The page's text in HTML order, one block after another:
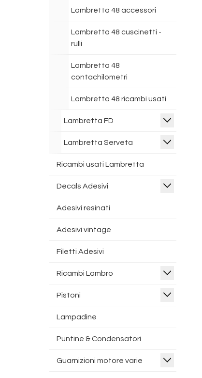
Lambretta 48 accessori
Lambretta 48 cuscinetti -
rulli
Lambretta 48
contachilometri
Lambretta 48 ricambi usati
Lambretta FD
Lambretta Serveta
Ricambi usati Lambretta
Decals Adesivi
Adesivi resinati
Adesivi vintage
Filetti Adesivi
Ricambi Lambro
Pistoni
Lampadine
Puntine & Condensatori
Guarnizioni motore varie